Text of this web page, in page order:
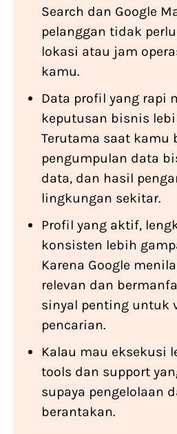
Search dan Google
pelanggan tidak
lokasi atau jam
kamu.
Data profil yang rapi
keputusan bisnis
Terutama saat kamu
pengumpulan data
data, dan hasil
lingkungan sekitar.
Profil yang aktif,
konsisten lebih
Karena Google
relevan dan
sinyal penting untuk
pencarian.
Kalau mau eksekusi
tools dan support
supaya pengelolaan
berantakan.